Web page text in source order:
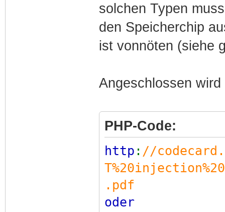
solchen Typen
den Speicherchip
ist vonnöten (siehe
Angeschlossen
PHP-Code:
http : //
.pdf
oder